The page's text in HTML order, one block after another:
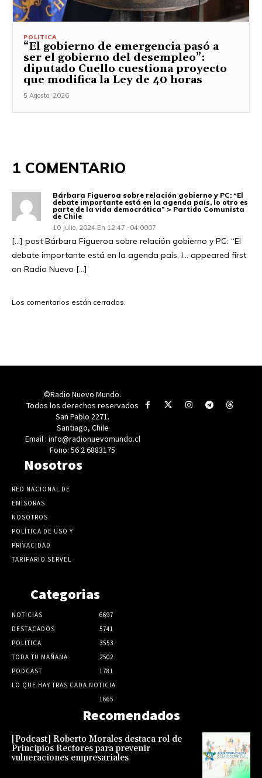
POLITICA
“El gobierno de emergencia pasó a
ser el gobierno del desempleo”:
diputado Cuello cuestiona proyecto
que modifica la Ley de 40 horas
5 Agosto, 2026
1 COMENTARIO
Bárbara Figueroa sobre relación gobierno y PC: “El
debate importante está en la agenda país, lo otro es
parte de la vida democrática” > Partido Comunista
de Chile
10 Julio, 2024 En 12:47 -04:0007
[…] post Bárbara Figueroa sobre relación gobierno y PC: “El
debate importante está en la agenda país, l… appeared first
on Radio Nuevo […]
Los comentarios están cerrados.
©Radio Nuevo Mundo.
Todos los derechos reservados
San Pablo 2271.
Santiago, Chile
Email : info@radionuevomundo.cl
Fono: 56 2 6883175
Nosotros
RED NACIONAL DE
EMISORAS
NOSOTROS
POLÍTICA DE USO Y
PRIVACIDAD
TARIFARIO SERVEL
Categorias
NOTICIAS
6697
DESTACADOS
5741
POLITICA
3553
TODA TU MAÑANA
2502
PODCAST
1781
LO QUE HAY TRAS CADA NOTICIA
1665
Recomendados
[Podcast] Roberto Morales destaca rol de
Principios Rectores para prevenir
vulneraciones empresariales